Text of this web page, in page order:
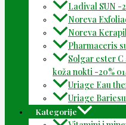
Ladival SUN -
Noreva
Noreva
Pharmaceris
Solgar ester
koža nokti -20%
Uriage Eau
Uriage
Kategorije